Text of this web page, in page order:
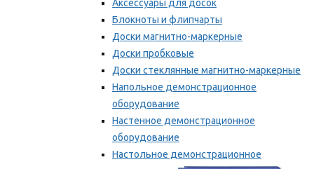
Аксессуары для досок
Блокноты и флипчарты
Доски магнитно-маркерные
Доски пробковые
Доски стеклянные магнитно-маркерные
Напольное демонстрационное
оборудование
Настенное демонстрационное
оборудование
Настольное демонстрационное